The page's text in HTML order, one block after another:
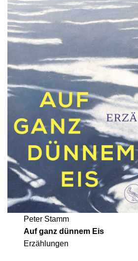
Peter Stamm
Auf ganz dünnem Eis
Erzählungen